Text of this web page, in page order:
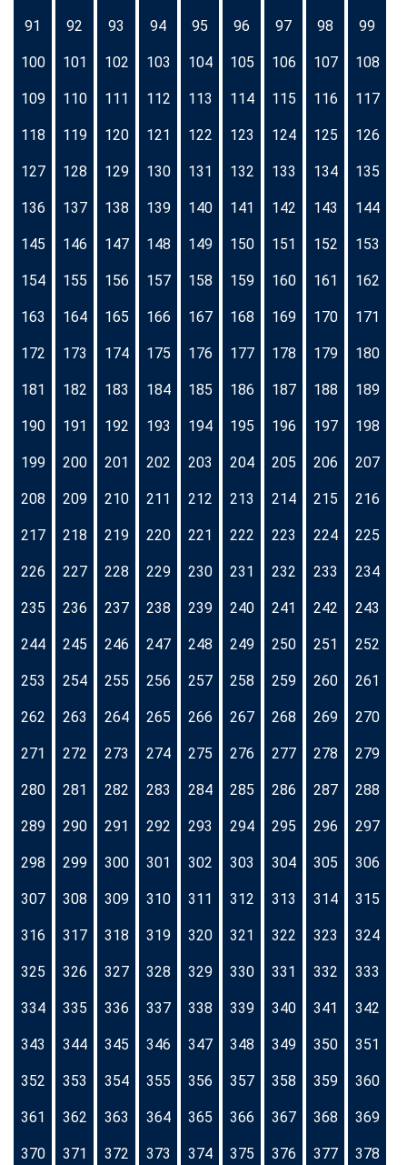
91 92 93 94 95 96 97 98 99
100 101 102 103 104 105 106 107 108
109 110 111 112 113 114 115 116 117
118 119 120 121 122 123 124 125 126
127 128 129 130 131 132 133 134 135
136 137 138 139 140 141 142 143 144
145 146 147 148 149 150 151 152 153
154 155 156 157 158 159 160 161 162
163 164 165 166 167 168 169 170 171
172 173 174 175 176 177 178 179 180
181 182 183 184 185 186 187 188 189
190 191 192 193 194 195 196 197 198
199 200 201 202 203 204 205 206 207
208 209 210 211 212 213 214 215 216
217 218 219 220 221 222 223 224 225
226 227 228 229 230 231 232 233 234
235 236 237 238 239 240 241 242 243
244 245 246 247 248 249 250 251 252
253 254 255 256 257 258 259 260 261
262 263 264 265 266 267 268 269 270
271 272 273 274 275 276 277 278 279
280 281 282 283 284 285 286 287 288
289 290 291 292 293 294 295 296 297
298 299 300 301 302 303 304 305 306
307 308 309 310 311 312 313 314 315
316 317 318 319 320 321 322 323 324
325 326 327 328 329 330 331 332 333
334 335 336 337 338 339 340 341 342
343 344 345 346 347 348 349 350 351
352 353 354 355 356 357 358 359 360
361 362 363 364 365 366 367 368 369
370 371 372 373 374 375 376 377 378